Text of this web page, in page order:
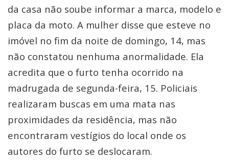
da casa não soube informar a marca, modelo e
placa da moto. A mulher disse que esteve no
imóvel no fim da noite de domingo, 14, mas
não constatou nenhuma anormalidade. Ela
acredita que o furto tenha ocorrido na
madrugada de segunda-feira, 15. Policiais
realizaram buscas em uma mata nas
proximidades da residência, mas não
encontraram vestígios do local onde os
autores do furto se deslocaram.